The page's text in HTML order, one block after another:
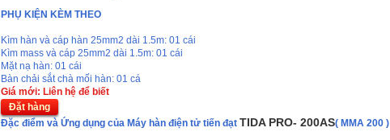
PHỤ KIỆN KÈM THEO
Kìm hàn và cáp hàn 25mm2 dài 1.5m: 01 cái
Kìm mass và cáp 25mm2 dài 1.5m: 01 cái
Mặt nạ hàn: 01 cái
Bàn chải sắt chà mối hàn: 01 cá
Giá mới: Liên hệ để biết
Đặt hàng
Đặc điểm và Ứng dụng của Máy hàn điện tử tiến đạt TIDA PRO- 200AS( MMA 200 )